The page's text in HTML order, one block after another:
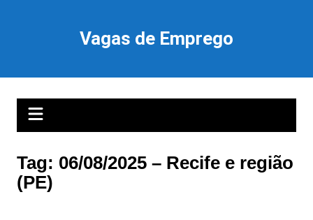
Vagas de Emprego
Tag: 06/08/2025 – Recife e região
(PE)